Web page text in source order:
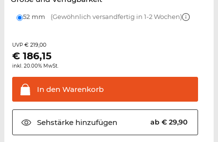
52 mm (Gewöhnlich versandfertig in 1-2 Wochen)
UVP € 219,00
€ 186,15
inkl. 20.00% MwSt.
In den Warenkorb
Sehstärkehinzufügen ab € 29,90